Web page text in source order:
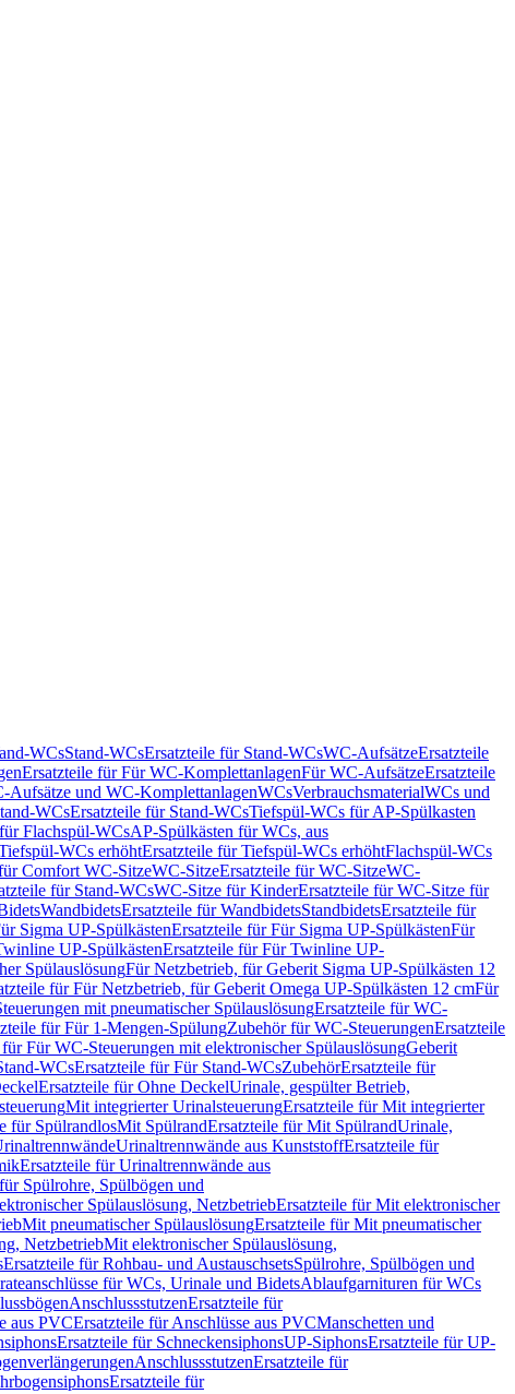
WCsStand-WCsErsatzteile für Stand-WCsWC-AufsätzeErsatzteile
Ersatzteile für Für WC-KomplettanlagenFür WC-AufsätzeErsatzteile
Aufsätze und WC-KomplettanlagenWCsVerbrauchsmaterialWCs und
WCsErsatzteile für Stand-WCsTiefspül-WCs für AP-Spülkasten
Flachspül-WCsAP-Spülkästen für WCs, aus
WCs erhöhtErsatzteile für Tiefspül-WCs erhöhtFlachspül-WCs
Comfort WC-SitzeWC-SitzeErsatzteile für WC-SitzeWC-
für Stand-WCsWC-Sitze für KinderErsatzteile für WC-Sitze für
WandbidetsErsatzteile für WandbidetsStandbidetsErsatzteile für
Sigma UP-SpülkästenErsatzteile für Für Sigma UP-SpülkästenFür
UP-SpülkästenErsatzteile für Für Twinline UP-
SpülauslösungFür Netzbetrieb, für Geberit Sigma UP-Spülkästen 12
für Für Netzbetrieb, für Geberit Omega UP-Spülkästen 12 cmFür
mit pneumatischer SpülauslösungErsatzteile für WC-
für Für 1-Mengen-SpülungZubehör für WC-SteuerungenErsatzteile
Für WC-Steuerungen mit elektronischer SpülauslösungGeberit
WCsErsatzteile für Für Stand-WCsZubehörErsatzteile für
Ersatzteile für Ohne DeckelUrinale, gespülter Betrieb,
Mit integrierter UrinalsteuerungErsatzteile für Mit integrierter
für SpülrandlosMit SpülrandErsatzteile für Mit SpülrandUrinale,
Urinaltrennwände aus KunststoffErsatzteile für
Ersatzteile für Urinaltrennwände aus
Spülrohre, Spülbögen und
Spülauslösung, NetzbetriebErsatzteile für Mit elektronischer
Mit pneumatischer SpülauslösungErsatzteile für Mit pneumatischer
NetzbetriebMit elektronischer Spülauslösung,
Ersatzteile für Rohbau- und AustauschsetsSpülrohre, Spülbögen und
für WCs, Urinale und BidetsAblaufgarnituren für WCs
AnschlussstutzenErsatzteile für
aus PVCErsatzteile für Anschlüsse aus PVCManschetten und
Ersatzteile für SchneckensiphonsUP-SiphonsErsatzteile für UP-
AnschlussstutzenErsatzteile für
Ersatzteile für